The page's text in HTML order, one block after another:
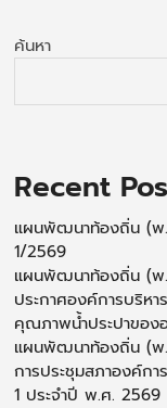
ค้นหา
Recent
แผนพัฒนาท้องถิ่น (พ
1/2569
แผนพัฒนาท้องถิ่น (พ
ประกาศองค์การบริห
คุณภาพน้ำประปาของ
แผนพัฒนาท้องถิ่น (พ
การประชุมสภาองค์ก
1 ประจำปี พ.ศ. 2569